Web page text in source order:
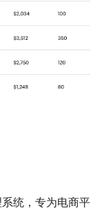
统，专为电商平